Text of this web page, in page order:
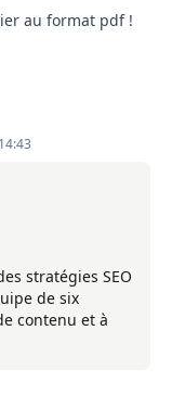
au format pdf !
stratégies SEO
de six
contenu et à